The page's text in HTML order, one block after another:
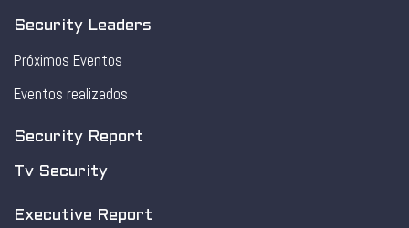
Security Leaders
Próximos Eventos
Eventos realizados
Security Report
Tv Security
Executive Report